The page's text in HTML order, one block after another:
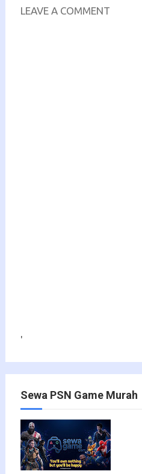
LEAVE A COMMENT
'
Sewa PSN Game Murah